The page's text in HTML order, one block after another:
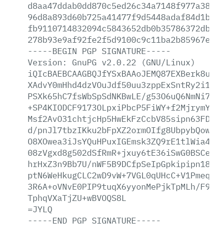
-----BEGIN PGP SIGNATURE-----
Version:
GnuPG v2.0.22
(GNU/Linux)
PSXk65hC7fsWbSpSdNKBwLE/
d/
hrHxZ3n9Bb7U/
3R6A+oVNvE0PIP9tuqX6yyonMePjkTpMLh/
TphqVXaTjZU+wBVOQS8L
=JYLQ
-----END PGP SIGNATURE-----